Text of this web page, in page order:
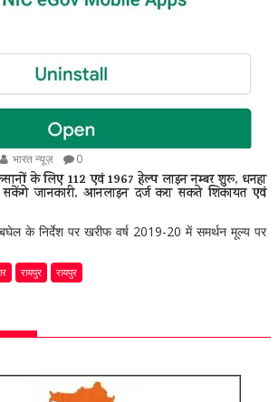
भारत न्यूज़ 0
के लिए 112 एवं 1967 हेल्प लाइन नम्बर शुरू, धनहा
जानकारी, आनलाइन दर्ज करा सकते शिकायत एवं
के निर्देश पर खरीफ वर्ष 2019-20 में समर्थन मूल्य पर
रायपुर रायपुर